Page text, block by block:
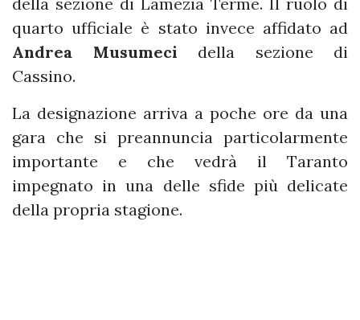
quarto ufficiale è stato invece affidato ad
Andrea
Musumeci della sezione di
Cassino.
La designazione arriva a poche ore da una
gara che si preannuncia particolarmente
importante e che vedrà il Taranto
impegnato in una delle sfide più delicate
della propria stagione.